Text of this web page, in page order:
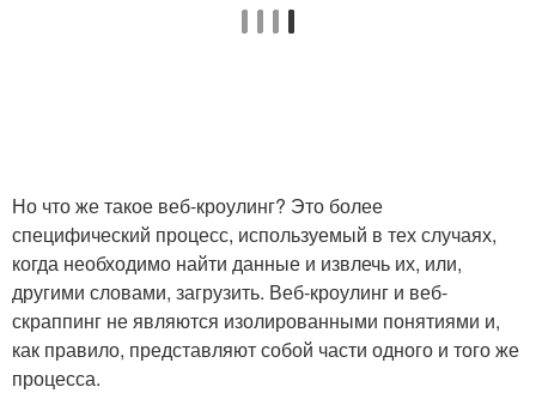
Но что же такое веб-кроулинг? Это более
специфический процесс, используемый в тех случаях,
когда необходимо найти данные и извлечь их, или,
другими словами, загрузить. Веб-кроулинг и веб-
скраппинг не являются изолированными понятиями и,
как правило, представляют собой части одного и того же
процесса.